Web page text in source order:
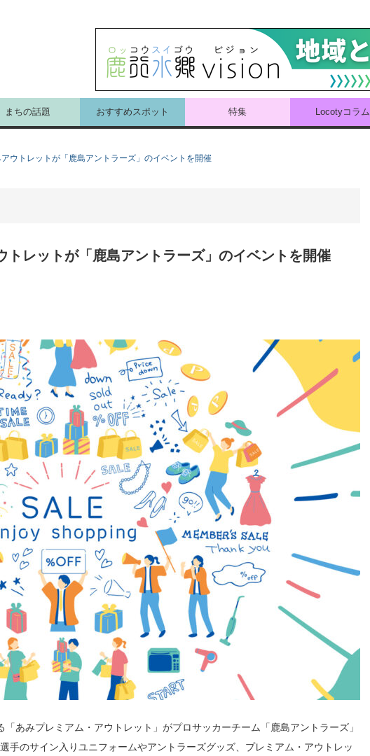
まちの話題 おすすめスポット 特集 Locotyコラム
ウトレットが「鹿島アントラーズ」のイベントを開催
トレットが「鹿島アントラーズ」のイベントを開催
あみプレミアム・アウトレット」がプロサッカーチーム「鹿島アントラーズ」
手のサイン入りユニフォームやアントラーズグッズ、プレミアム・アウトレッ